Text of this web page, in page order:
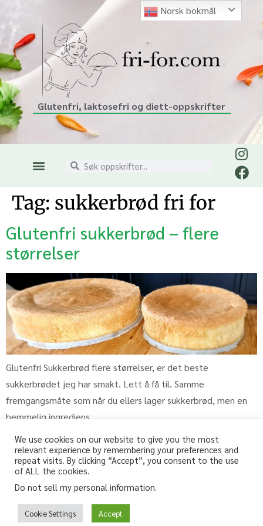
Glutenfri, laktosefri og diett-oppskrifter
Tag: sukkerbrød fri for
Glutenfri sukkerbrød – flere
størrelser
Glutenfri Sukkerbrød flere størrelser, er det beste
sukkerbrødet jeg har smakt. Lett å få til. Samme
fremgangsmåte som når du ellers lager sukkerbrød, men en
hemmelig ingrediens…
fri-for.no
Glutenfri, melkefri og andre «fri for» oppskrifter
Glutenfree, lactosefree and other “free from” recipes
We use cookies on our website to give you the most
relevant experience by remembering your preferences and
repeat visits. By clicking “Accept”, you consent to the use
of ALL the cookies.
Do not sell my personal information.
Cookie Settings Accept
Norsk bokmål